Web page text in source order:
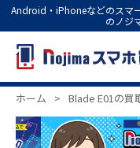
Android・iPhoneなどのスマ
のノジ
ホーム > Blade E01の買